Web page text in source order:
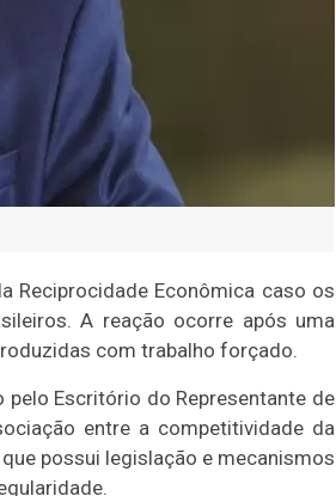
Reciprocidade Econômica caso os
A reação ocorre após uma
com trabalho forçado.
Escritório do Representante de
entre a competitividade da
possui legislação e mecanismos